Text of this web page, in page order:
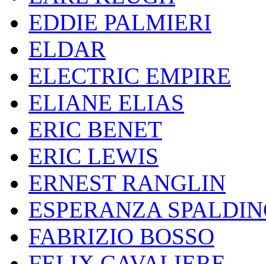
EDDIE PALMIERI
ELDAR
ELECTRIC EMPIRE
ELIANE ELIAS
ERIC BENET
ERIC LEWIS
ERNEST RANGLIN
ESPERANZA
FABRIZIO BOSSO